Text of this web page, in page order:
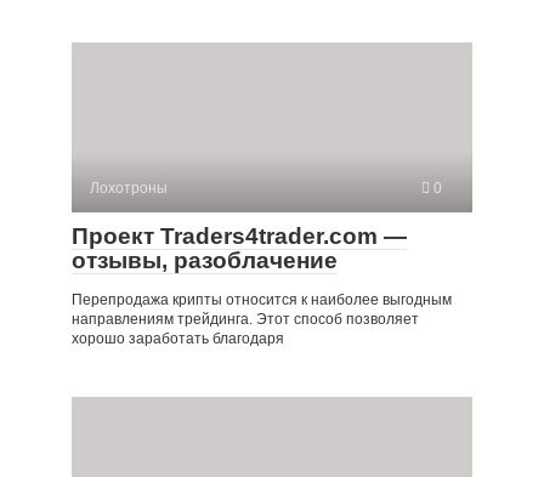
Лохотроны 0
Проект Traders4trader.com —
отзывы, разоблачение
Перепродажа крипты относится к наиболее выгодным
направлениям трейдинга. Этот способ позволяет
хорошо заработать благодаря